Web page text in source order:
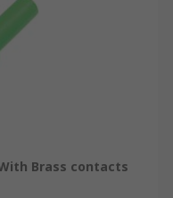
With Brass contacts